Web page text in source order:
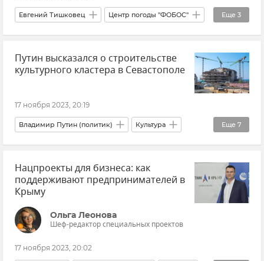
Еще 3
Евгений Тишковец Центр погоды "ФОБОС"
Крымская погода Погода в Крыму
Новости Крыма
Путин высказался о строительстве
культурного кластера в Севастополе
17 ноября 2023, 20:19
Еще 7
Владимир Путин (политик) Культура
Новости Херсонес Севастополь
Россия Крым Новости Крыма
Нацпроекты в Крыму
Нацпроекты для бизнеса: как
поддерживают предпринимателей в
Крыму
Ольга Леонова
Шеф-редактор специальных проектов
17 ноября 2023, 20:02